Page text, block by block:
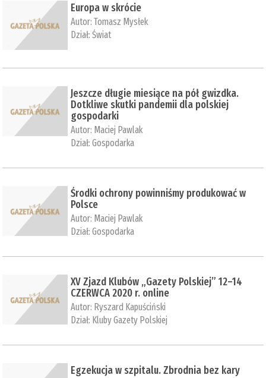
Europa w skrócie
Autor:Tomasz Mysłek
Dział:Świat
Jeszcze długie miesiące na pół gwizdka.
Dotkliwe skutki pandemii dla polskiej
gospodarki
Autor: Maciej Pawlak
Dział:Gospodarka
Środki ochrony powinniśmy produkować w
Polsce
Autor: Maciej Pawlak
Dział:Gospodarka
XV Zjazd Klubów „Gazety Polskiej” 12–14
CZERWCA 2020 r. online
Autor: Ryszard Kapuściński
Dział: Kluby Gazety Polskiej
Egzekucja w szpitalu. Zbrodnia bez kary